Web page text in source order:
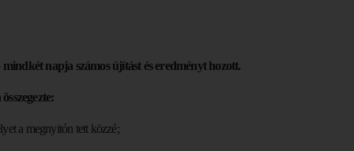
mindkét napja számos újítást és eredményt hozott.
a megnyitón tett közzé;